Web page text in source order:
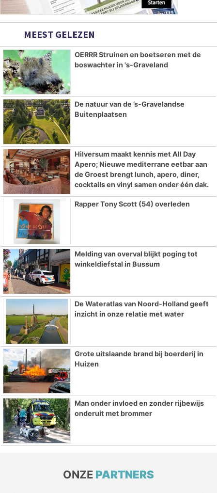
MEEST GELEZEN
OERRR Struinen en boetseren met de
boswachter in 's-Graveland
De natuur van de ’s-Gravelandse
Buitenplaatsen
Hilversum maakt kennis met All Day
Apero; Nieuwe mediterrane eetbar aan
de Groest brengt lunch, apero, diner,
cocktails en vinyl samen onder één dak.
Rapper Tony Scott (54) overleden
Melding van overval blijkt poging tot
winkeldiefstal in Bussum
De Wateratlas van Noord-Holland geeft
inzicht in onze relatie met water
Grote uitslaande brand bij boerderij in
Huizen
Man onder invloed en zonder rijbewijs
onderuit met brommer
ONZE PARTNERS